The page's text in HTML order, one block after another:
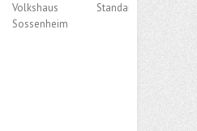
Volkshaus
Sossenheim
Standard